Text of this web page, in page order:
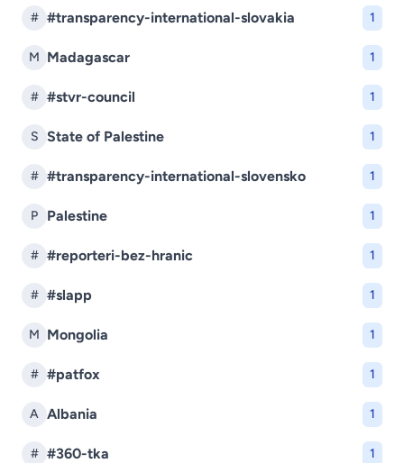
# #transparency-international-slovakia 1
M Madagascar 1
# #stvr-council 1
S State of Palestine 1
# #transparency-international-slovensko 1
P Palestine 1
# #reporteri-bez-hranic 1
# #slapp 1
M Mongolia 1
# #patfox 1
A Albania 1
# #360-tka 1